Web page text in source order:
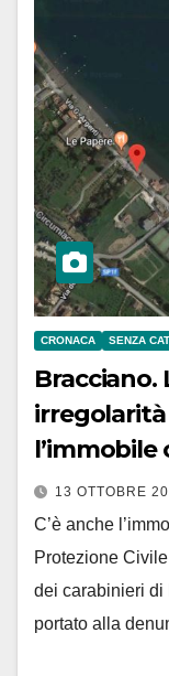
CRONACA SENZA
irregolarità
13 OTTOBRE
C’è anche
Protezione
dei carabinieri di
portato alla